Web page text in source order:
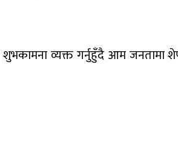
व्यक्त गर्नुहुँदै आम जनतामा